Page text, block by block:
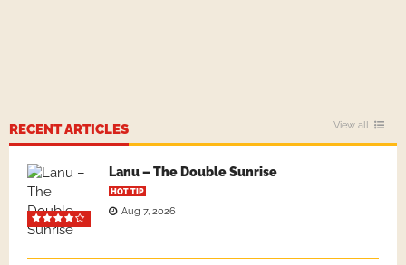
RECENT ARTICLES View all
Lanu – The Double Sunrise
HOT TIP
Aug 7, 2026